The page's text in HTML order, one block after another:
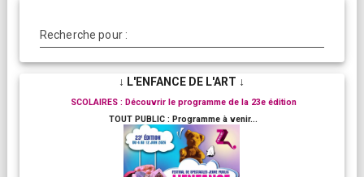
Recherche pour :
↓ L'ENFANCE DE L'ART ↓
SCOLAIRES : Découvrir le programme de la 23e édition
TOUT PUBLIC : Programme à venir...